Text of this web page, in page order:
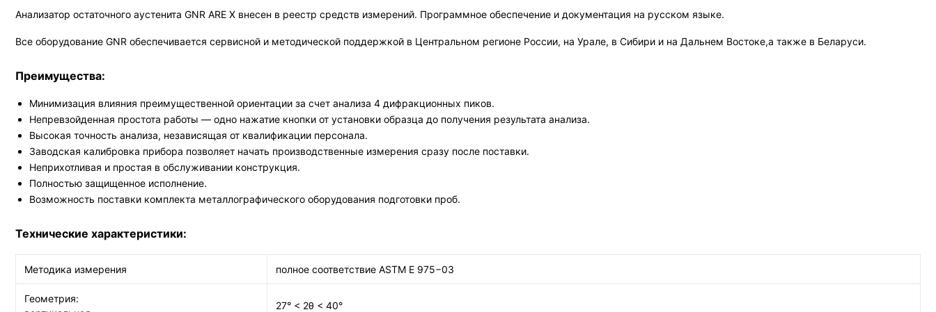
Анализатор остаточного аустенита GNR ARE X внесен в реестр средств измерений. Программное обеспечение и документация на русском языке.
Все оборудование GNR обеспечивается сервисной и методической поддержкой в Центральном регионе России, на Урале, в Сибири и на Дальнем Востоке,а также в Беларуси.
Преимущества:
Минимизация влияния преимущественной ориентации за счет анализа 4 дифракционных пиков.
Непревзойденная простота работы — одно нажатие кнопки от установки образца до получения результата анализа.
Высокая точность анализа, независящая от квалификации персонала.
Заводская калибровка прибора позволяет начать производственные измерения сразу после поставки.
Неприхотливая и простая в обслуживании конструкция.
Полностью защищенное исполнение.
Возможность поставки комплекта металлографического оборудования подготовки проб.
Технические характеристики:
Методика измерения полное соответствие ASTM E 975−03
Геометрия:
27° < 2θ < 40°